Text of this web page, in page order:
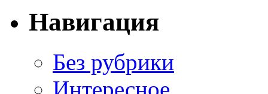
Навигация
Без рубрики
Интересное